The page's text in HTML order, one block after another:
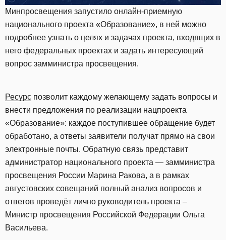
Минпросвещения запустило онлайн-приемную
национального проекта «Образование», в ней можно
подробнее узнать о целях и задачах проекта, входящих в
него федеральных проектах и задать интересующий
вопрос замминистра просвещения.
Ресурс позволит каждому желающему задать вопросы и
внести предложения по реализации нацпроекта
«Образование»: каждое поступившее обращение будет
обработано, а ответы заявители получат прямо на свои
электронные почты. Обратную связь представит
администратор национального проекта — замминистра
просвещения России Марина Ракова, а в рамках
августовских совещаний полный анализ вопросов и
ответов проведёт лично руководитель проекта –
Министр просвещения Российской Федерации Ольга
Васильева.